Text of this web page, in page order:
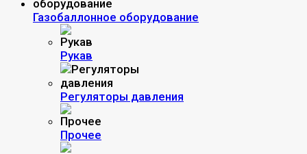
Газобаллонное оборудование
Рукав
Регуляторы давления
Прочее